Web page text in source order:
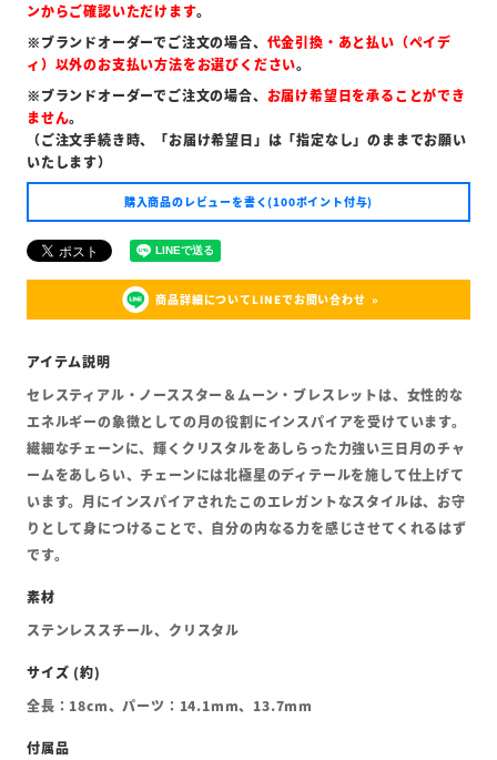
ンからご確認いただけます。
※ブランドオーダーでご注文の場合、 代金引換・あと払い（ペイデ
ィ）以外のお支払い方法をお選びください。
※ブランドオーダーでご注文の場合、 お届け希望日を承ることができ
ません。
（ご注文手続き時、「お届け希望日」は「指定なし」のままでお願い
いたします）
購入商品のレビューを書く(100ポイント付与)
商品詳細についてLINEでお問い合わせ
セレスティアル・ノーススター＆ムーン・ブレスレットは、女性的な
エネルギーの象徴としての月の役割にインスパイアを受けています。
繊細なチェーンに、輝くクリスタルをあしらった力強い三日月のチャ
ームをあしらい、チェーンには北極星のディテールを施して仕上げて
います。月にインスパイアされたこのエレガントなスタイルは、お守
りとして身につけることで、自分の内なる力を感じさせてくれるはず
です。
ステンレススチール、クリスタル
全長：18cm、パーツ：14.1mm、13.7mm